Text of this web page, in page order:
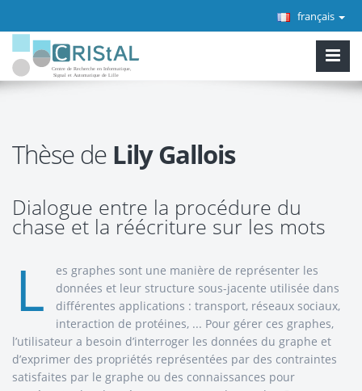
français
Thèse de Lily Gallois
Dialogue entre la procédure du
chase et la réécriture sur les mots
L
es graphes sont une manière de représenter les
données et leur structure sous-jacente utilisée dans
différentes applications : transport, réseaux sociaux,
interaction de protéines, ... Pour gérer ces graphes,
l’utilisateur a besoin d’interroger les données du graphe et
d’exprimer des propriétés représentées par des contraintes
satisfaites par le graphe ou des connaissances pour